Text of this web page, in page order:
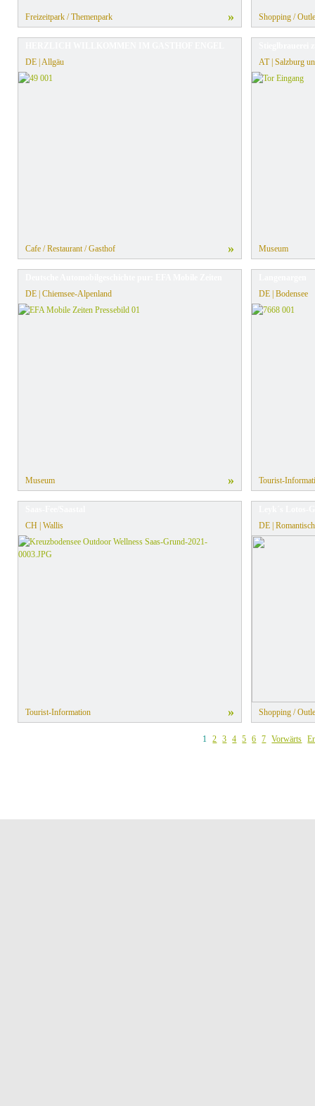
Freizeitpark / Themenpark » Shopping /
DE | Allgäu
Cafe / Restaurant / Gasthof »
AT | Salzburg
Museum
DE | Chiemsee-Alpenland
Museum »
DE | Bodensee
Tourist-
CH | Wallis
Tourist-Information »
DE |
Shopping /
1 2 3 4 5 6 7 Vorwärts